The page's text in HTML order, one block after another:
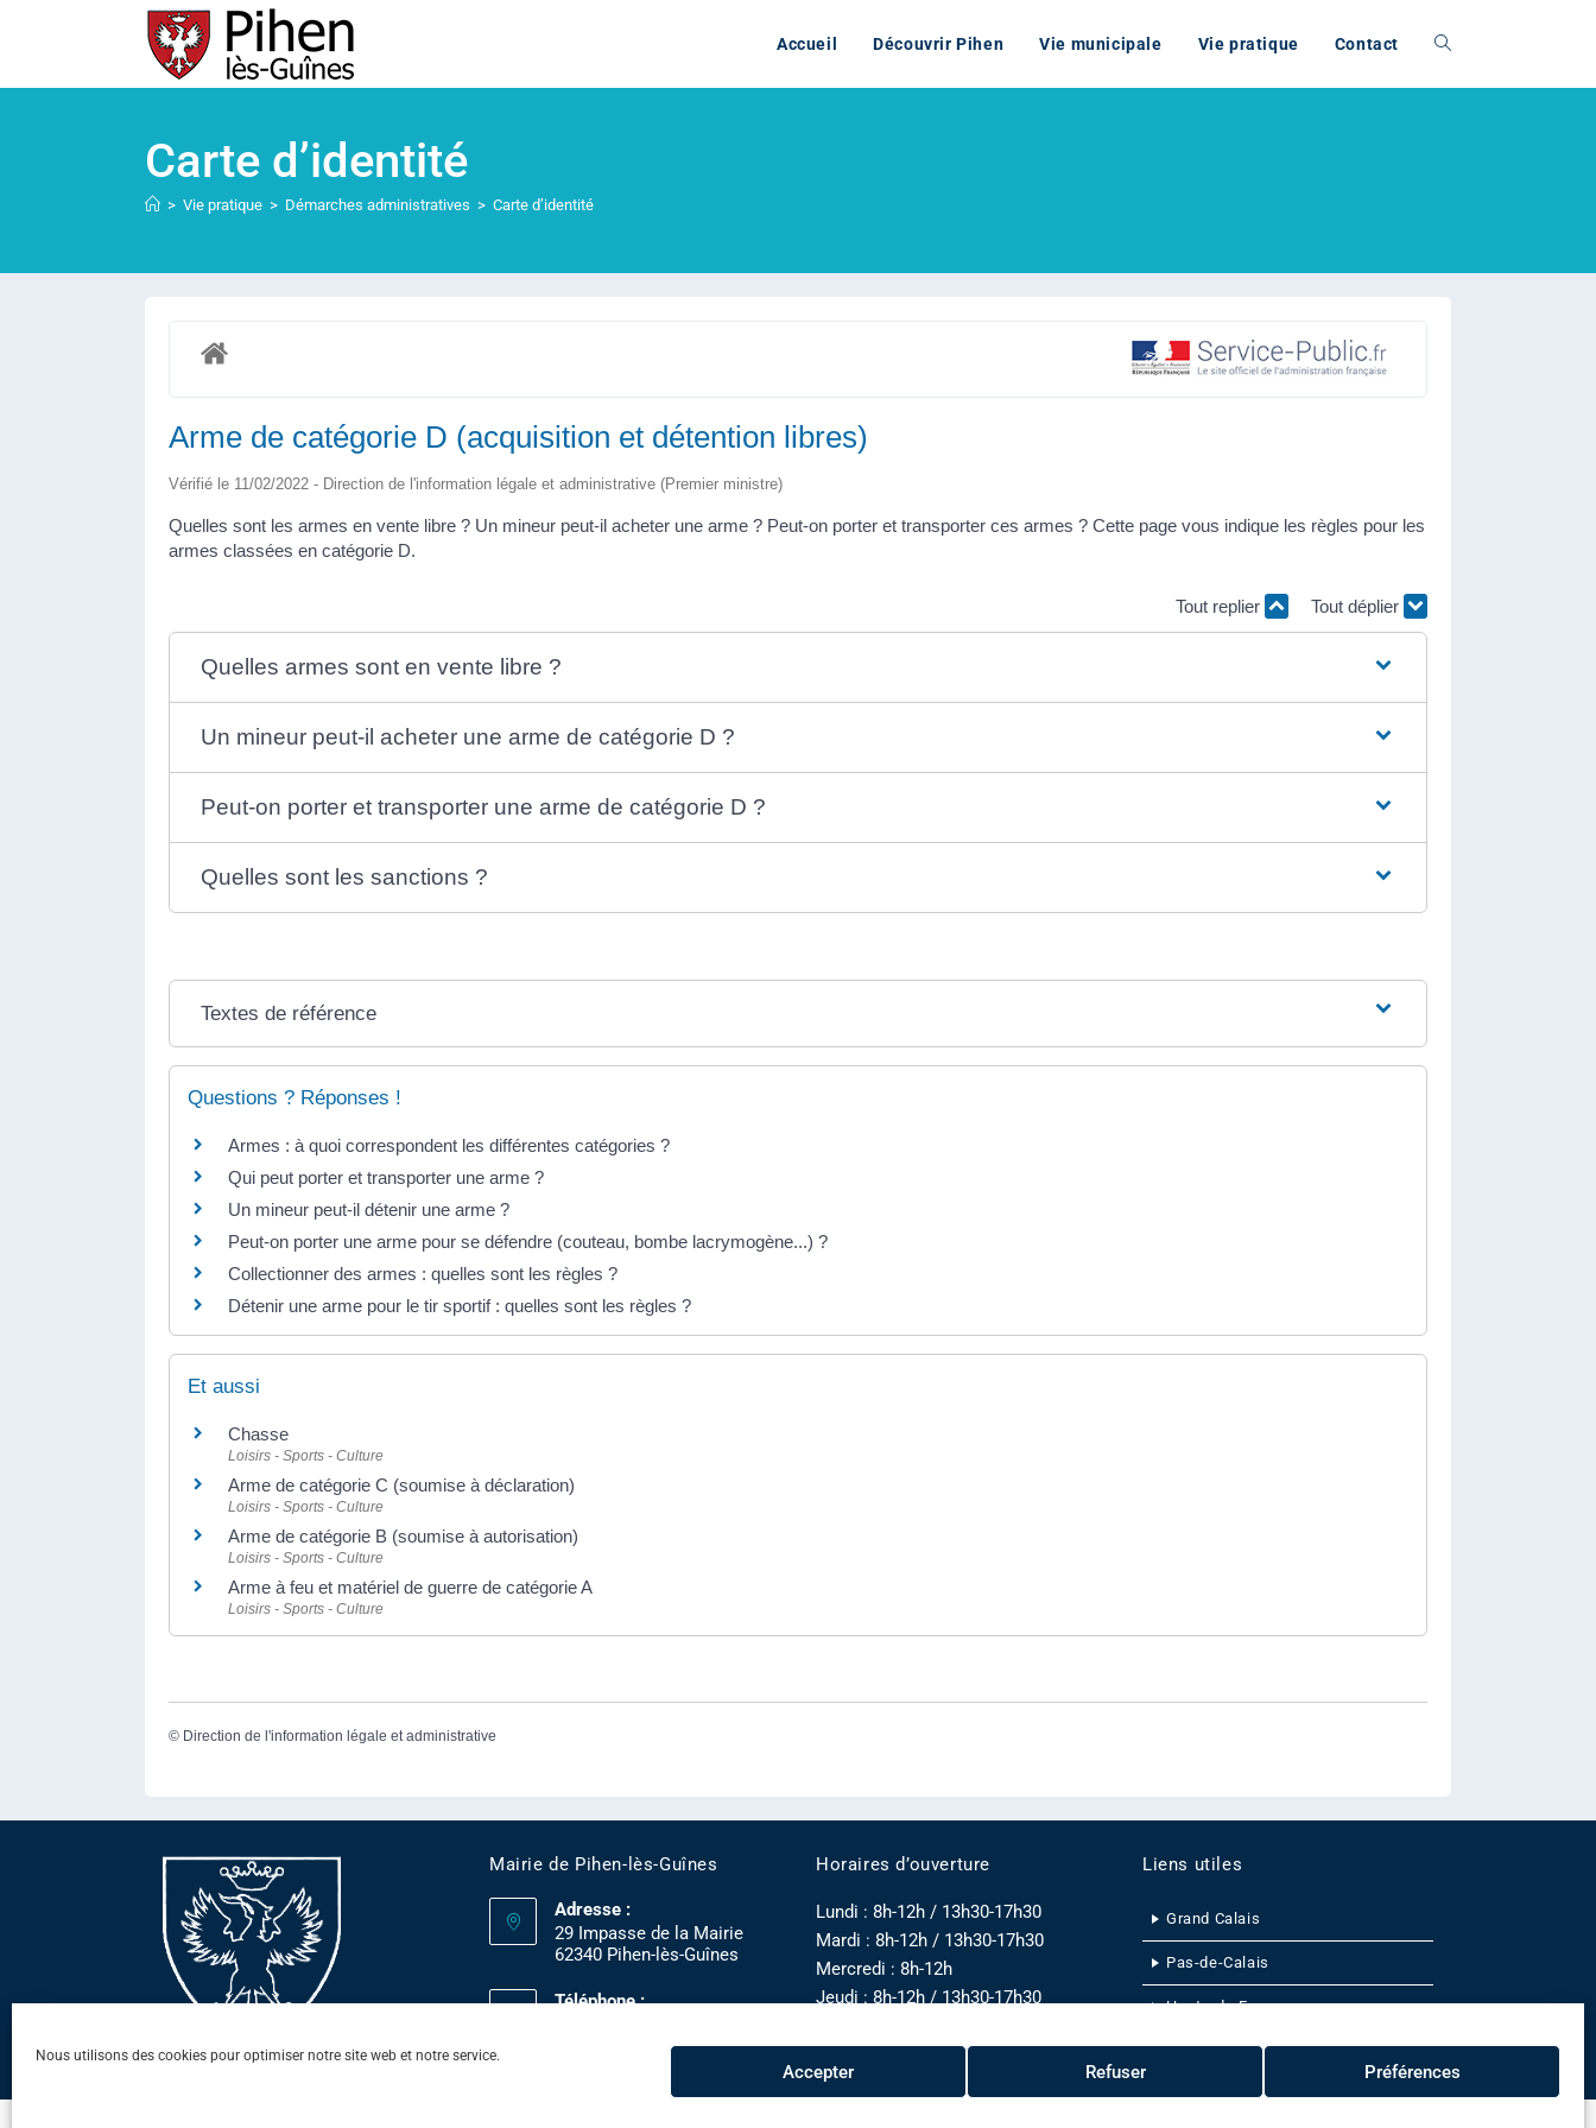
Nous utilisons des cookies pour optimiser notre site web et notre service.
Accepter Refuser Préférences
Accueil Découvrir Pihen Vie municipale Vie pratique Contact
Carte d’identité
> Vie pratique > Démarches administratives > Carte d’identité
Arme de catégorie D (acquisition et détention libres)
Vérifié le 11/02/2022 - Direction de l'information légale et administrative (Premier ministre)
Quelles sont les armes en vente libre ? Un mineur peut-il acheter une arme ? Peut-on porter et transporter ces armes ? Cette page vous indique les règles pour les
armes classées en catégorie D.
Tout replier Tout déplier
Quelles armes sont en vente libre ?
Un mineur peut-il acheter une arme de catégorie D ?
Peut-on porter et transporter une arme de catégorie D ?
Quelles sont les sanctions ?
Textes de référence
Questions ? Réponses !
Armes : à quoi correspondent les différentes catégories ?
Qui peut porter et transporter une arme ?
Un mineur peut-il détenir une arme ?
Peut-on porter une arme pour se défendre (couteau, bombe lacrymogène...) ?
Collectionner des armes : quelles sont les règles ?
Détenir une arme pour le tir sportif : quelles sont les règles ?
Et aussi
Chasse
Loisirs - Sports - Culture
Arme de catégorie C (soumise à déclaration)
Loisirs - Sports - Culture
Arme de catégorie B (soumise à autorisation)
Loisirs - Sports - Culture
Arme à feu et matériel de guerre de catégorie A
Loisirs - Sports - Culture
© Direction de l'information légale et administrative
Mairie de Pihen-lès-Guînes
Adresse :
29 Impasse de la Mairie
62340 Pihen-lès-Guînes
Téléphone :
Horaires d’ouverture
Lundi : 8h-12h / 13h30-17h30
Mardi : 8h-12h / 13h30-17h30
Mercredi : 8h-12h
Jeudi : 8h-12h / 13h30-17h30
Liens utiles
Grand Calais
Pas-de-Calais
Hauts-de-France